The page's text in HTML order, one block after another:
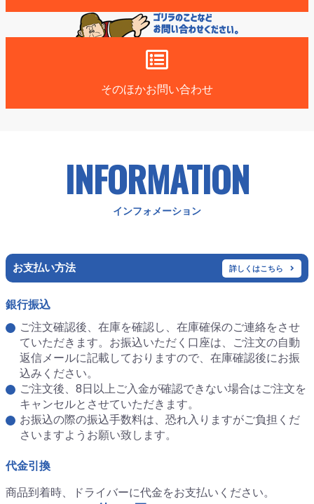
そのほかお問い合わせ
INFORMATION
インフォメーション
お支払い方法 詳しくはこちら
銀行振込
ご注文確認後、在庫を確認し、在庫確保のご連絡をさせ
ていただきます。お振込いただく口座は、ご注文の自動
返信メールに記載しておりますので、在庫確認後にお振
込みください。
ご注文後、8日以上ご入金が確認できない場合はご注文を
キャンセルとさせていただきます。
お振込の際の振込手数料は、恐れ入りますがご負担くだ
さいますようお願い致します。
代金引換
商品到着時、ドライバーに代金をお支払いください。